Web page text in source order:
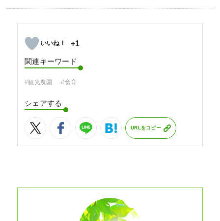
+1
関連キーワード
#観光農園 #食育
シェアする
URLをコピー